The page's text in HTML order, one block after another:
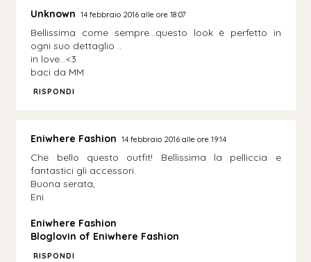
Unknown 14 febbraio 2016 alle ore 18:07
Bellissima come sempre...questo look è perfetto in
ogni suo dettaglio ..
in love...<3
baci da MM
RISPONDI
Eniwhere Fashion 14 febbraio 2016 alle ore 19:14
Che bello questo outfit! Bellissima la pelliccia e
fantastici gli accessori.
Buona serata,
Eni
Eniwhere Fashion
Bloglovin of Eniwhere Fashion
RISPONDI